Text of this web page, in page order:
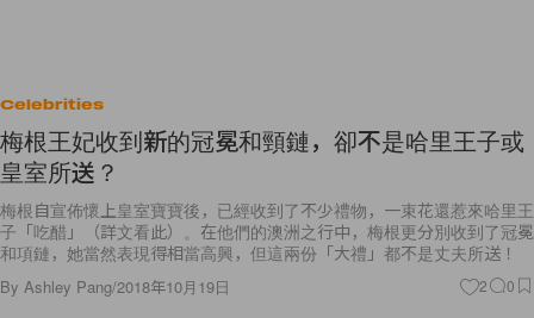
Celebrities
梅根王妃收到新的冠冕和頸鏈，卻不是哈里王子或
皇室所送？
梅根自宣佈懷上皇室寶寶後，已經收到了不少禮物，一束花還惹來哈里王
子「吃醋」（詳文看此）。在他們的澳洲之行中，梅根更分別收到了冠冕
和項鏈，她當然表現得相當高興，但這兩份「大禮」都不是丈夫所送！
By Ashley Pang/2018年10月19日 2 0